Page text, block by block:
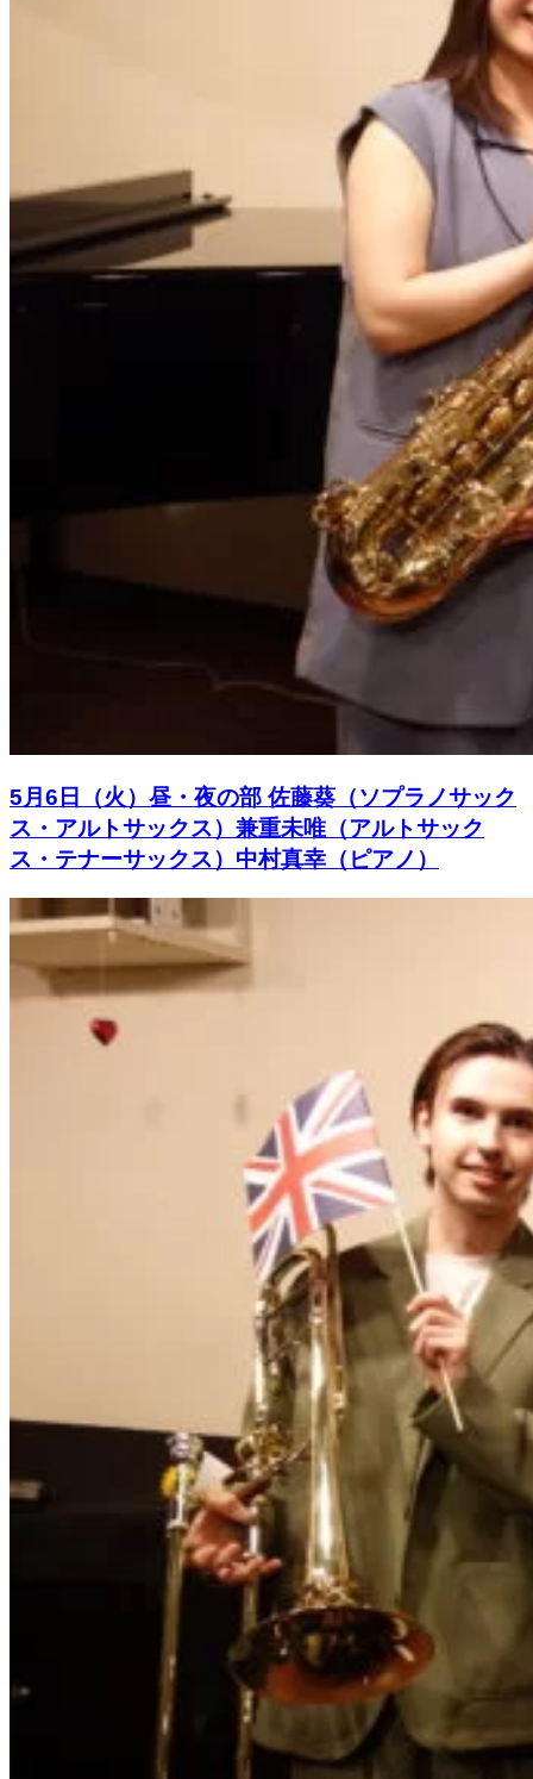
5月6日（火）昼・夜の部 佐藤葵（ソプラノサック
ス・アルトサックス）兼重未唯（アルトサック
ス・テナーサックス）中村真幸（ピアノ）